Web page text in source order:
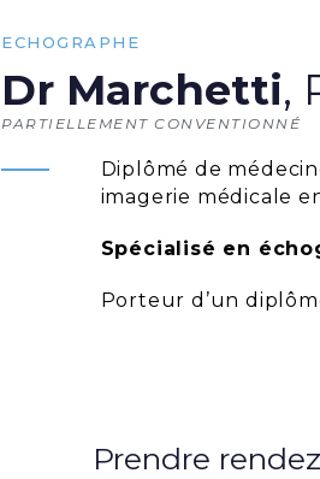
ECHOGRAPHE
Dr Marchetti,
PARTIELLEMENT CONVENTIONNÉ
Diplômé de
imagerie médicale
Spécialisé en
Porteur d’un
Prendre